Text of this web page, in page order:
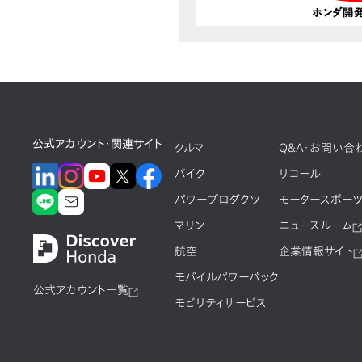
公式アカウント・関連サイト
公式アカウント一覧
クルマ
バイク
パワープロダクツ
マリン
航空
モバイルパワーパック
モビリティサービス
Q&A・お問い合
リコール
モータースポーツ
ニュースルーム
企業情報サイト